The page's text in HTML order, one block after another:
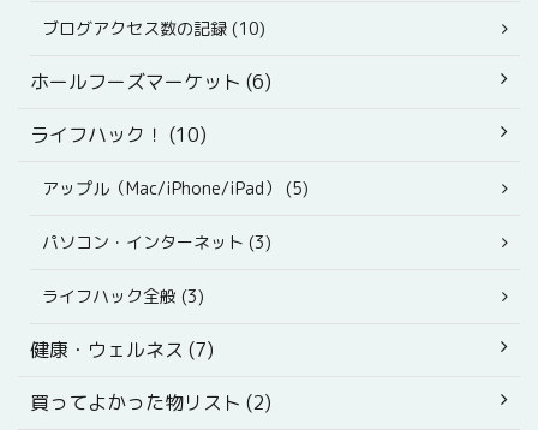
ブログアクセス数の記録 (10)
ホールフーズマーケット (6)
ライフハック！ (10)
アップル（Mac/iPhone/iPad） (5)
パソコン・インターネット (3)
ライフハック全般 (3)
健康・ウェルネス (7)
買ってよかった物リスト (2)